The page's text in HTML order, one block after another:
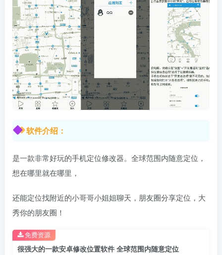
软件介绍：
是一款非常好玩的手机定位修改器。全球范围内随意定位，
想在哪里就在哪里，
还能定位找附近的小哥哥小姐姐聊天，朋友圈分享定位，大
秀你的朋友圈！
很强大的一款安卓修改位置软件 全球范围内随意定位
免费资源